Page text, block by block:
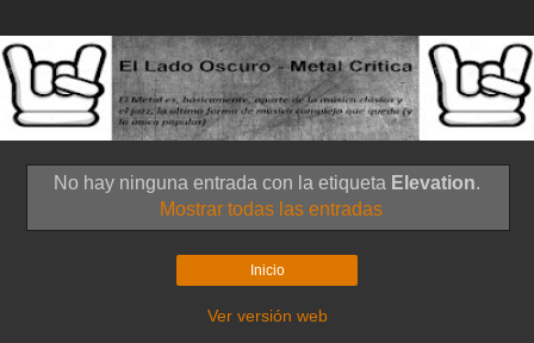
No hay ninguna entrada con la etiqueta Elevation.
Mostrar todas las entradas
Inicio
Ver versión web